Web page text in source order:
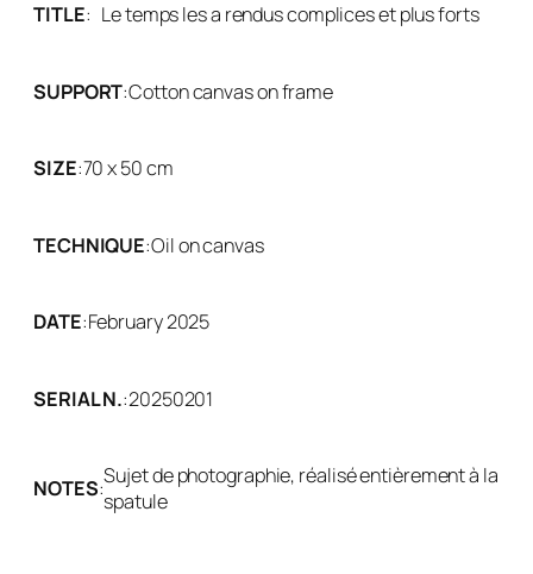
TITLE: Le temps les a rendus complices et plus forts
SUPPORT:Cotton canvas on frame
SIZE:70 x 50 cm
TECHNIQUE:Oil on canvas
DATE:February 2025
SERIAL N.:20250201
NOTES:Sujet de photographie, réalisé entièrement à la
spatule